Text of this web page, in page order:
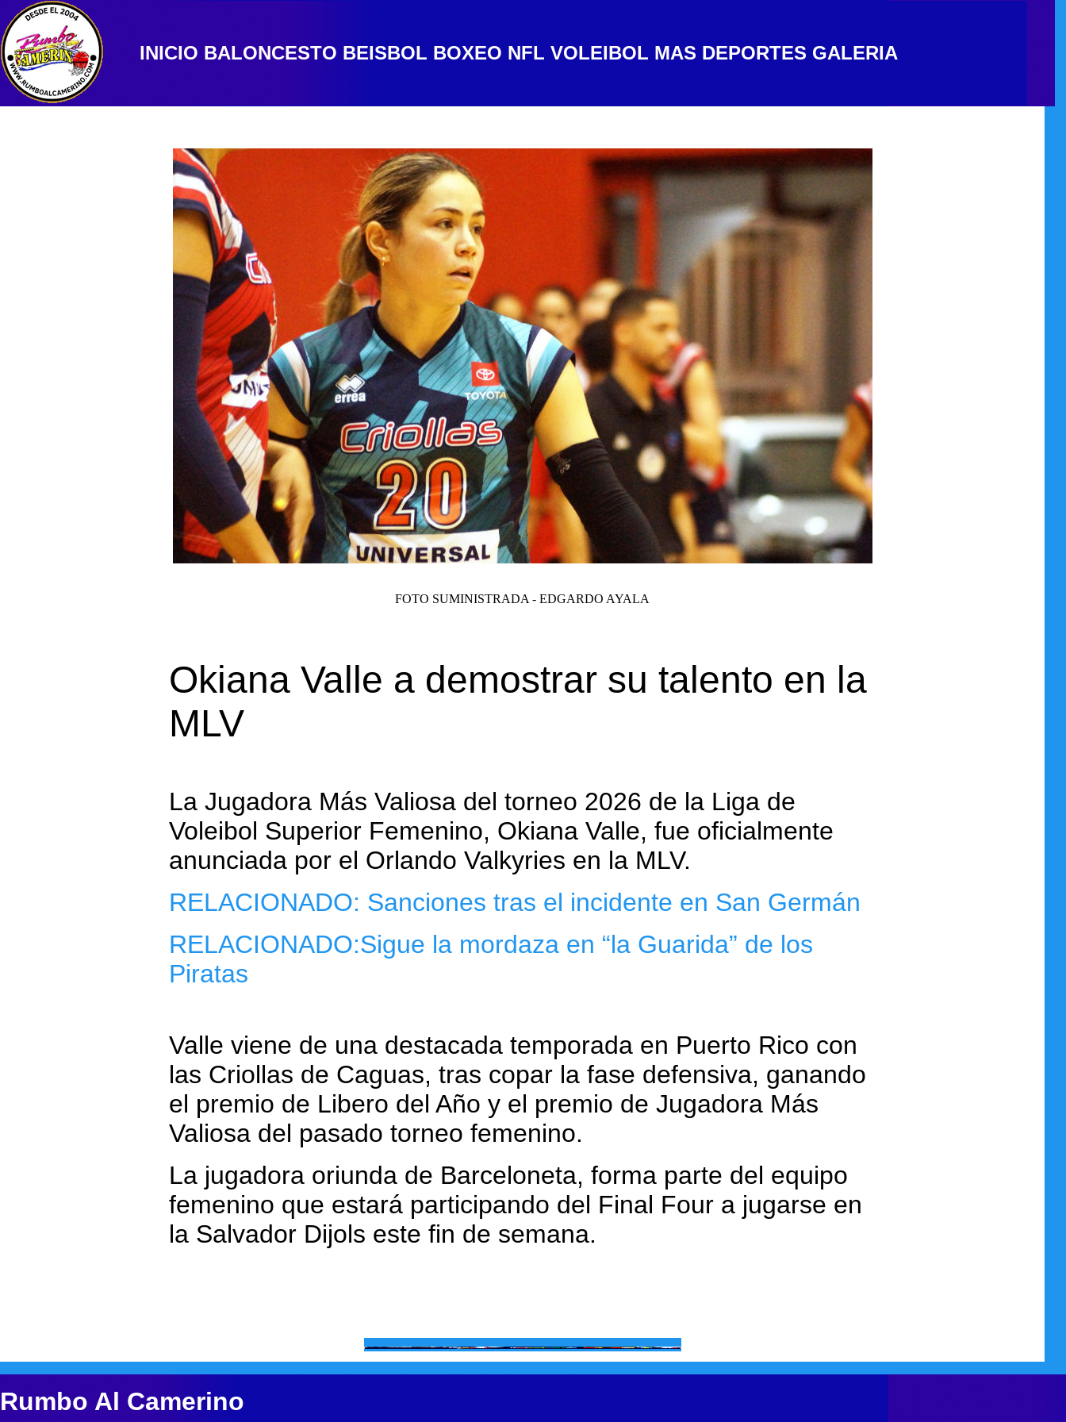
INICIO BALONCESTO BEISBOL BOXEO NFL VOLEIBOL MAS DEPORTES GALERIA
FOTO SUMINISTRADA - EDGARDO AYALA
Okiana Valle a demostrar su talento en la
MLV
La Jugadora Más Valiosa del torneo 2026 de la Liga de
Voleibol Superior Femenino, Okiana Valle, fue oficialmente
anunciada por el Orlando Valkyries en la MLV.
RELACIONADO: Sanciones tras el incidente en San Germán
RELACIONADO:Sigue la mordaza en “la Guarida” de los
Piratas
Valle viene de una destacada temporada en Puerto Rico con
las Criollas de Caguas, tras copar la fase defensiva, ganando
el premio de Libero del Año y el premio de Jugadora Más
Valiosa del pasado torneo femenino.
La jugadora oriunda de Barceloneta, forma parte del equipo
femenino que estará participando del Final Four a jugarse en
la Salvador Dijols este fin de semana.
Rumbo Al Camerino